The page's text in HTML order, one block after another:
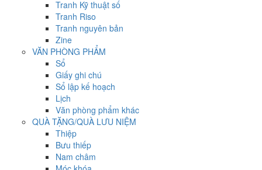
Tranh Kỹ thuật số
Tranh Riso
Tranh nguyên bản
Zine
VĂN PHÒNG PHẨM
Sổ
Giấy ghi chú
Sổ lập kế hoạch
Lịch
Văn phòng phẩm khác
QUÀ TẶNG/QUÀ LƯU NIỆM
Thiệp
Bưu thiếp
Nam châm